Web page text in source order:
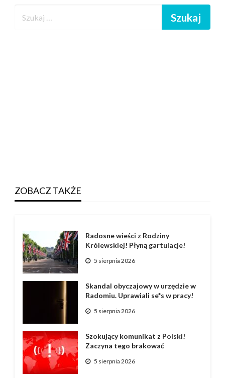
ZOBACZ TAKŻE
Radosne wieści z Rodziny
Królewskiej! Płyną gartulacje!
5 sierpnia 2026
Skandal obyczajowy w urzędzie w
Radomiu. Uprawiali se*s w pracy!
5 sierpnia 2026
Szokujący komunikat z Polski!
Zaczyna tego brakować
5 sierpnia 2026